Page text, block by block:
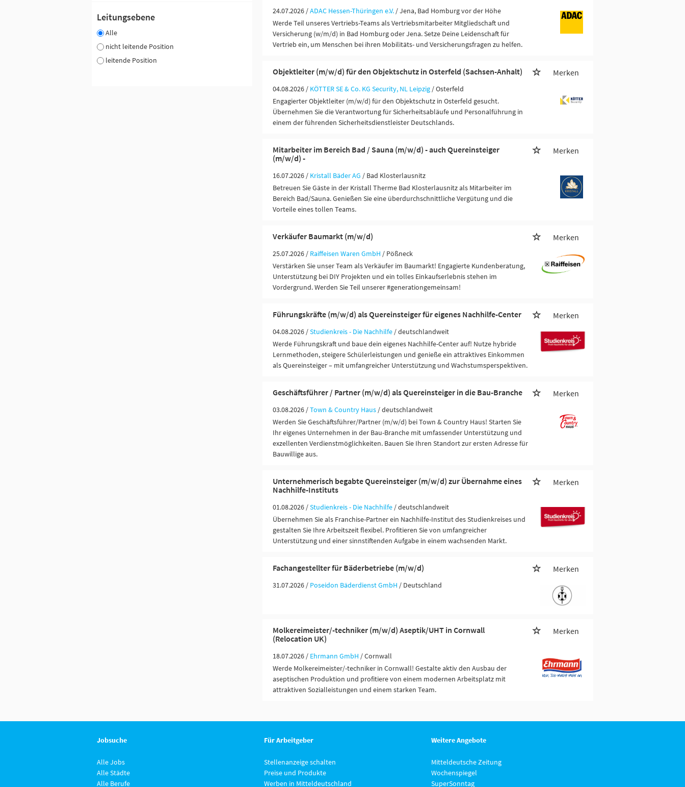
Leitungsebene
Alle
nicht leitende Position
leitende Position
24.07.2026 /ADAC Hessen-Thüringen e.V. / Jena, Bad Homburg vor der Höhe
Werde Teil unseres Vertriebs-Teams als Vertriebsmitarbeiter Mitgliedschaft und
Versicherung (w/m/d) in Bad Homburg oder Jena. Setze Deine Leidenschaft für
Vertrieb ein, um Menschen bei ihren Mobilitäts- und Versicherungsfragen zu helfen.
Objektleiter (m/w/d) für den Objektschutz in Osterfeld (Sachsen-Anhalt) Merken
04.08.2026 / KÖTTER SE & Co. KG Security, NL Leipzig / Osterfeld
Engagierter Objektleiter (m/w/d) für den Objektschutz in Osterfeld gesucht.
Übernehmen Sie die Verantwortung für Sicherheitsabläufe und Personalführung in
einem der führenden Sicherheitsdienstleister Deutschlands.
Mitarbeiter im Bereich Bad / Sauna (m/w/d) - auch Quereinsteiger
(m/w/d) -
Merken
16.07.2026 / Kristall Bäder AG / Bad Klosterlausnitz
Betreuen Sie Gäste in der Kristall Therme Bad Klosterlausnitz als Mitarbeiter im
Bereich Bad/Sauna. Genießen Sie eine überdurchschnittliche Vergütung und die
Vorteile eines tollen Teams.
Verkäufer Baumarkt (m/w/d) Merken
25.07.2026 / Raiffeisen Waren GmbH / Pößneck
Verstärken Sie unser Team als Verkäufer im Baumarkt! Engagierte Kundenberatung,
Unterstützung bei DIY Projekten und ein tolles Einkaufserlebnis stehen im
Vordergrund. Werden Sie Teil unserer #generationgemeinsam!
Führungskräfte (m/w/d) als Quereinsteiger für eigenes Nachhilfe-Center Merken
04.08.2026 /Studienkreis - Die Nachhilfe / deutschlandweit
Werde Führungskraft und baue dein eigenes Nachhilfe-Center auf! Nutze hybride
Lernmethoden, steigere Schülerleistungen und genieße ein attraktives Einkommen
als Quereinsteiger – mit umfangreicher Unterstützung und Wachstumsperspektiven.
Geschäftsführer / Partner (m/w/d) als Quereinsteiger in die Bau-Branche Merken
03.08.2026 /Town & Country Haus / deutschlandweit
Werden Sie Geschäftsführer/Partner (m/w/d) bei Town & Country Haus! Starten Sie
Ihr eigenes Unternehmen in der Bau-Branche mit umfassender Unterstützung und
exzellenten Verdienstmöglichkeiten. Bauen Sie Ihren Standort zur ersten Adresse für
Bauwillige aus.
Unternehmerisch begabte Quereinsteiger (m/w/d) zur Übernahme eines
Nachhilfe-Instituts
Merken
01.08.2026 /Studienkreis - Die Nachhilfe / deutschlandweit
Übernehmen Sie als Franchise-Partner ein Nachhilfe-Institut des Studienkreises und
gestalten Sie Ihre Arbeitszeit flexibel. Profitieren Sie von umfangreicher
Unterstützung und einer sinnstiftenden Aufgabe in einem wachsenden Markt.
Fachangestellter für Bäderbetriebe (m/w/d) Merken
31.07.2026 / Poseidon Bäderdienst GmbH / Deutschland
Molkereimeister/-techniker (m/w/d) Aseptik/UHT in Cornwall
(Relocation UK)
Merken
18.07.2026 / Ehrmann GmbH / Cornwall
Werde Molkereimeister/-techniker in Cornwall! Gestalte aktiv den Ausbau der
aseptischen Produktion und profitiere von einem modernen Arbeitsplatz mit
attraktiven Sozialleistungen und einem starken Team.
Jobsuche
Alle Jobs
Alle Städte
Alle Berufe
Für Arbeitgeber
Stellenanzeige schalten
Preise und Produkte
Werben in Mitteldeutschland
Weitere Angebote
Mitteldeutsche Zeitung
Wochenspiegel
SuperSonntag